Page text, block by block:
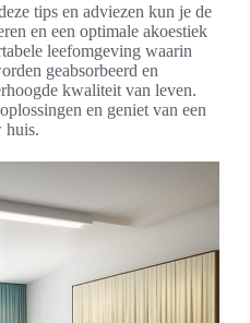
tips en adviezen kun je de
en een optimale akoestiek
leefomgeving waarin
geabsorbeerd en
kwaliteit van leven.
en geniet van een
huis.